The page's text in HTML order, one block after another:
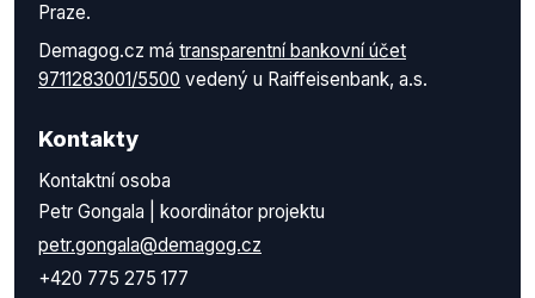
Praze.
Demagog.cz má transparentní bankovní účet
9711283001/5500 vedený u Raiffeisenbank, a.s.
Kontakty
Kontaktní osoba
Petr Gongala | koordinátor projektu
petr.gongala@demagog.cz
+420 775 275 177